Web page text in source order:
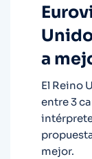
a
El Reino
entre 3
mejor.